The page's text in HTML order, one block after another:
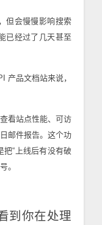
但会慢慢影响搜索
已经过了几天甚至
产品文档站来说，
看站点性能、可访
邮件报告。这个功
把“上线后有没有破
。
到你在处理